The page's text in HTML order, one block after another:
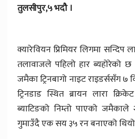
तुलसीपुर,५ भदौ ।
क्यारेवियन प्रिमियर लिगमा सन्दिप
तलावाजले पहिलो हार
जमैका ट्रिनबागो नाइट राइडर्ससँग
ट्रिनडाड स्थित ब्रायन लारा
ब्याटिङको निम्तो पाएको
गुमाउँदै एक सय ३५ रन बनाएको